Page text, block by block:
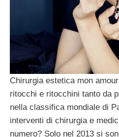
Chirurgia estetica mon
ritocchi e ritocchini tanto da
nella classifica mondiale di
interventi di chirurgia e
numero? Solo nel 2013 si